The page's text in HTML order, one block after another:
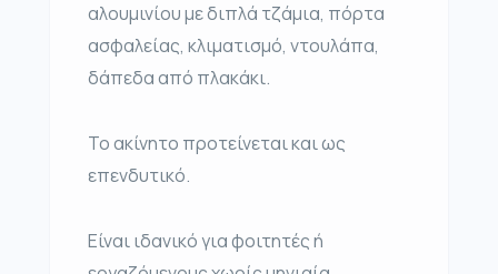
αλουμινίου με διπλά τζάμια, πόρτα
ασφαλείας, κλιματισμό, ντουλάπα,
δάπεδα από πλακάκι.
Το ακίνητο προτείνεται και ως
επενδυτικό.
Είναι ιδανικό για φοιτητές ή